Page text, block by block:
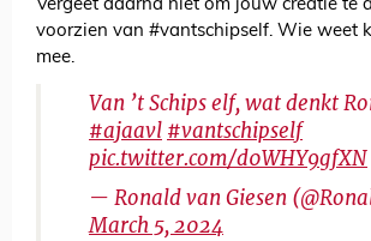
Vergeet daarna niet om jouw creatie te
voorzien van #vantschipself. Wie weet
mee.
Van ’t Schips elf, wat denkt
#ajaavl #vantschipself
pic.twitter.com/d0WHY9gfXN
— Ronald van Giesen
March 5, 2024